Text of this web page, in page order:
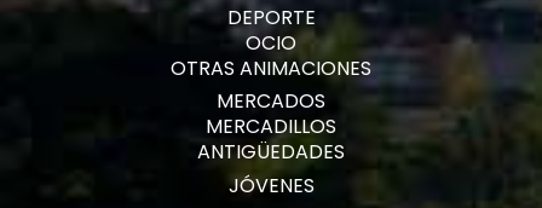
DEPORTE
OCIO
OTRAS ANIMACIONES
MERCADOS
MERCADILLOS
ANTIGÜEDADES
JÓVENES